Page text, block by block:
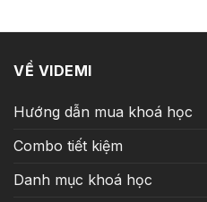
VỀ VIDEMI
Hướng dẫn mua khoá học
Combo tiết kiệm
Danh mục khoá học